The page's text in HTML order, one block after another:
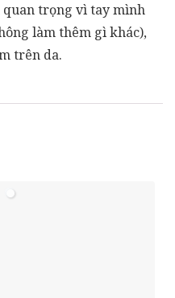
trọng vì tay mình
làm thêm gì khác),
trên da.